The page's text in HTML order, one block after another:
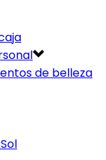
de belleza